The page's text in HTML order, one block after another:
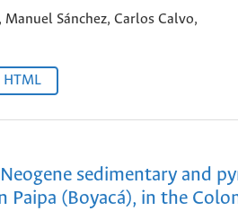
Sánchez, Carlos Calvo,
HTML
sedimentary and
Paipa (Boyacá), in the